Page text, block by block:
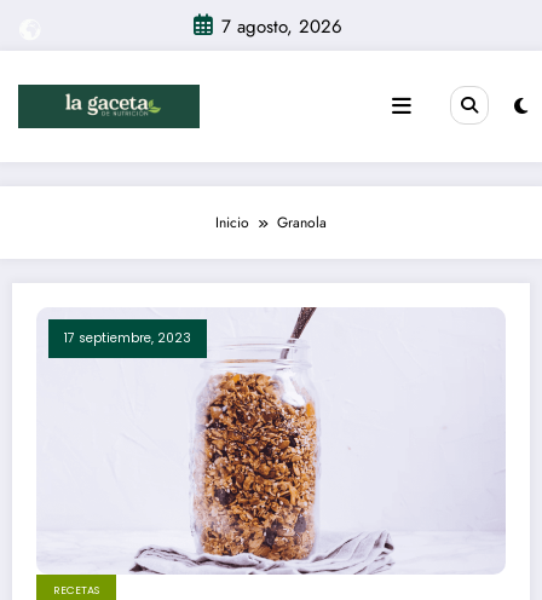
contenido
7 agosto, 2026
Inicio Granola
17 septiembre, 2023
RECETAS